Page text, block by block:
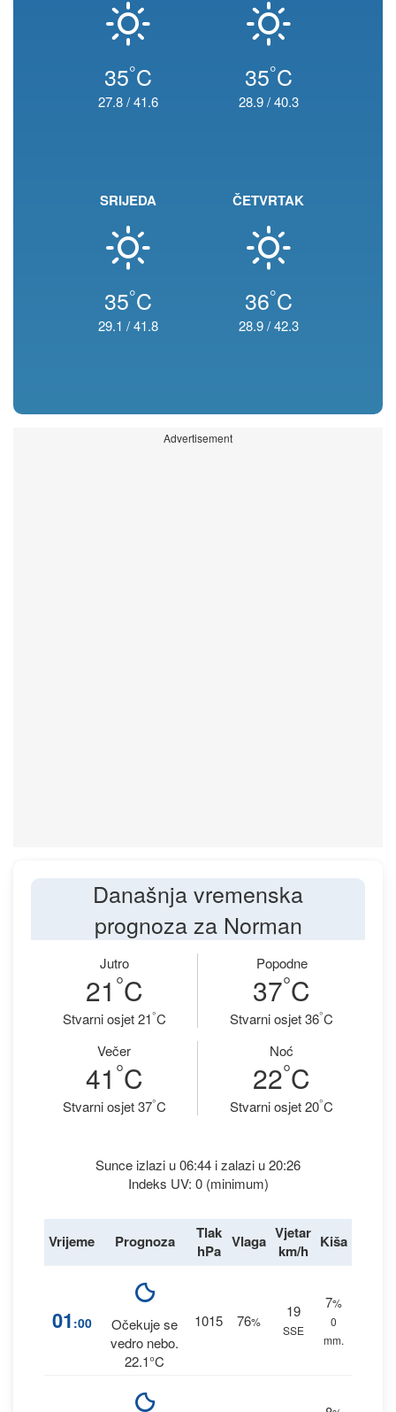
35°C
27.8/41.6
35°C
28.9/40.3
SRIJEDA
35°C
29.1 /41.8
ČETVRTAK
36°C
28.9/42.3
Advertisement
Današnja vremenska
prognoza za Norman
Jutro
21 °C
Stvarni osjet 21°C
Popodne
37°C
Stvarni osjet 36°C
Večer
41 °C
Stvarni osjet 37°C
Noć
22°C
Stvarni osjet 20°C
Sunce izlazi u 06:44 i zalazi u 20:26
Indeks UV: 0 (minimum)
Vrijeme Prognoza
Tlak
hPa Vlaga Vjetar
km/h
Kiša
01 :00
Očekuje se
vedro nebo.
22.1°C
1015 76%
19
SSE
7%
0
mm.